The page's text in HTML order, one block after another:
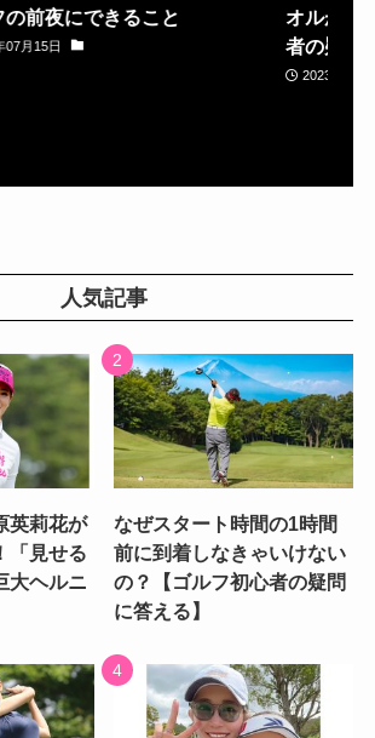
の前夜にできること
07月15日
オルが置
者の疑問
2023年05月
人気記事
英莉花が
「見せる
大ヘルニ
なぜスタート時間の1時間
前に到着しなきゃいけない
の？【ゴルフ初心者の疑問
に答える】